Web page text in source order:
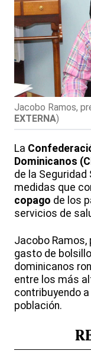
Jacobo Ramos,
EXTERNA)
La
Dominicanos
de la
medidas que
copago de los
servicios de
Jacobo Ramos,
gasto de
dominicanos
entre los más
contribuyendo
población.